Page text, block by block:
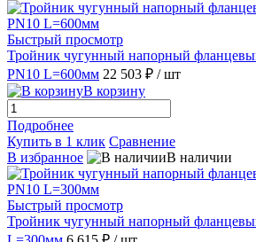
Быстрый просмотр
Тройник чугунный напорный
PN10 L=600мм 22 503 ₽ / шт
В корзину
Подробнее
Купить в 1 клик Сравнение
В избранное
В наличии
Быстрый просмотр
Тройник чугунный напорный